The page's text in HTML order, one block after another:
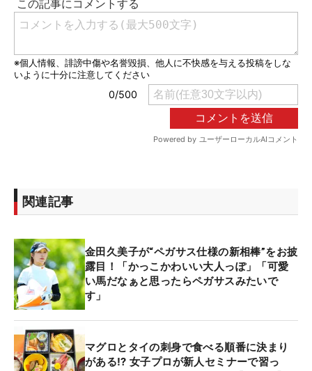
関連記事
金田久美子が“ペガサス仕様の新相棒”をお披
露目！「かっこかわいい大人っぽ」「可愛
い馬だなぁと思ったらペガサスみたいで
す」
マグロとタイの刺身で食べる順番に決まり
がある⁉ 女子プロが新人セミナーで習っ